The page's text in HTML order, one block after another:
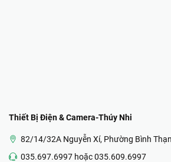
Thiết Bị Điện & Camera-Thúy Nhi
82/14/32A Nguyễn Xí, Phường Bình
035.697.6997 hoặc 035.609.6997